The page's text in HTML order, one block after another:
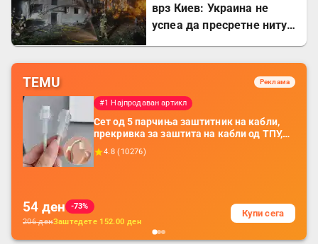
врз Киев: Украина не
успеа да пресретне ниту
TEMU Реклама
#1 Најпродаван артикл
Сет од 5 парчиња заштитник на кабли,
прекривка за заштита на кабли од ТПУ,
додатоци за заштита на кабли, без
батерија, за мобилни телефони, комплет
4.8 (10276)
54 ден
-73%
206денЗаштедете 152.00 ден
Купи сега